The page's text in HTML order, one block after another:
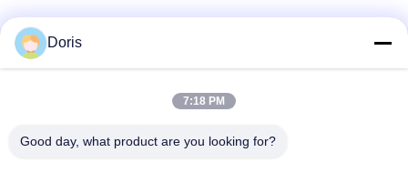
Jiaxing Burgmann Mechanical Seal Co., Ltd.
Doris
7:18 PM
Good day, what product are you looking for?